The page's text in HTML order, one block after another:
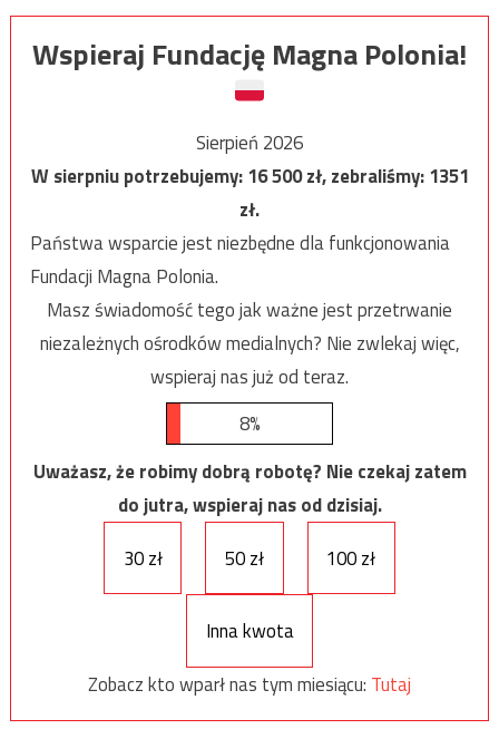
Wspieraj Fundację Magna Polonia!
Sierpień 2026
W sierpniu potrzebujemy:16 500zł, zebraliśmy:1351
zł.
Państwa wsparcie jest niezbędne dla funkcjonowania
Fundacji Magna Polonia.
Masz świadomość tego jak ważne jest przetrwanie
niezależnych ośrodków medialnych? Nie zwlekaj więc,
wspieraj nas już od teraz.
8%
Uważasz, że robimy dobrą robotę? Nie czekaj zatem
do jutra, wspieraj nas od dzisiaj.
30 zł
50 zł 100 zł
Inna kwota
Zobacz kto wparł nas tym miesiącu: Tutaj